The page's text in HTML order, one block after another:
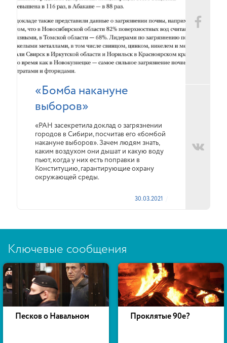
«Бомба накануне
выборов»
«РАН засекретила доклад о загрязнении
городов в Сибири, посчитав его «бомбой
накануне выборов». Зачем людям знать,
каким воздухом они дышат и какую воду
пьют, когда у них есть поправки в
Конституцию, гарантирующие охрану
окружающей среды.
30.03.2021
Ключевые сообщения
Песков о Навальном Проклятые 90е?